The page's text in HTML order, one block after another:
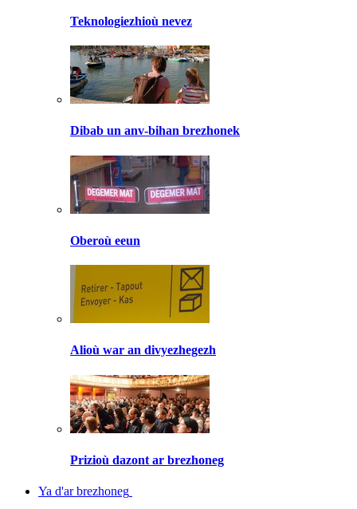
Teknologiezhioù nevez
Dibab un anv-bihan brezhonek
Oberoù eeun
Alioù war an divyezhegezh
Prizioù dazont ar brezhoneg
Ya d'ar brezhoneg